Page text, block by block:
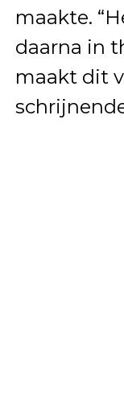
maakte.
daarna in
maakt dit